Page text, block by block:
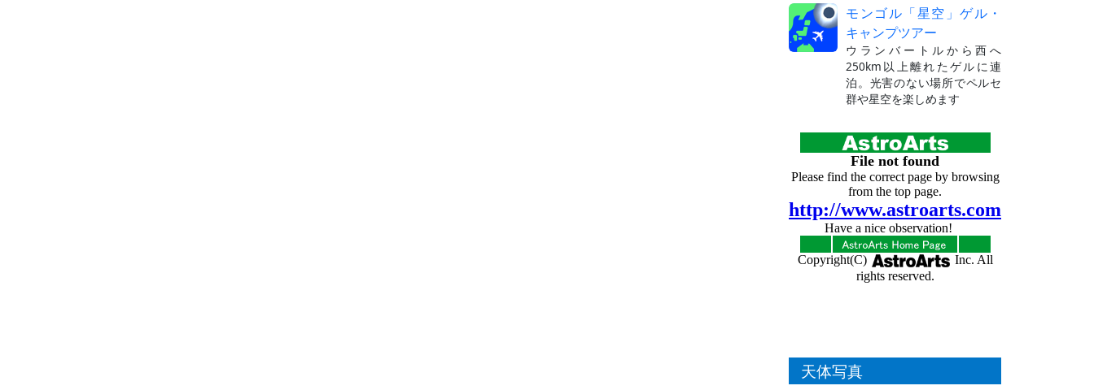
モンゴル「星空」ゲル・
キャンプツアー
ウランバートルから西へ
250km以上離れたゲルに連
泊。光害のない場所でペルセ
群や星空を楽しめます
天体写真